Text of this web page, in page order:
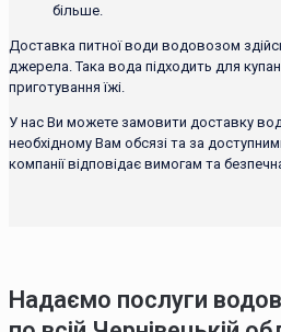
більше.
Доставка питної води водовозом
джерела. Така вода підходить для
приготування їжі.
У нас Ви можете замовити доставку
необхідному Вам обсязі та за
компанії відповідає вимогам та
Надаємо послуги